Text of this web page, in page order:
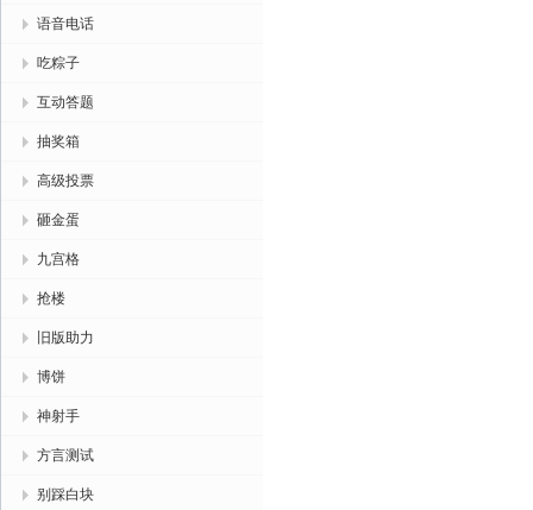
语音电话
吃粽子
互动答题
抽奖箱
高级投票
砸金蛋
九宫格
抢楼
旧版助力
博饼
神射手
方言测试
别踩白块